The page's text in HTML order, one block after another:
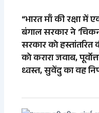
“भारत माँ की रक्षा में
बंगाल सरकार ने
सरकार को
को करारा जवाब,
ध्वस्त, सुवेंदु का वह